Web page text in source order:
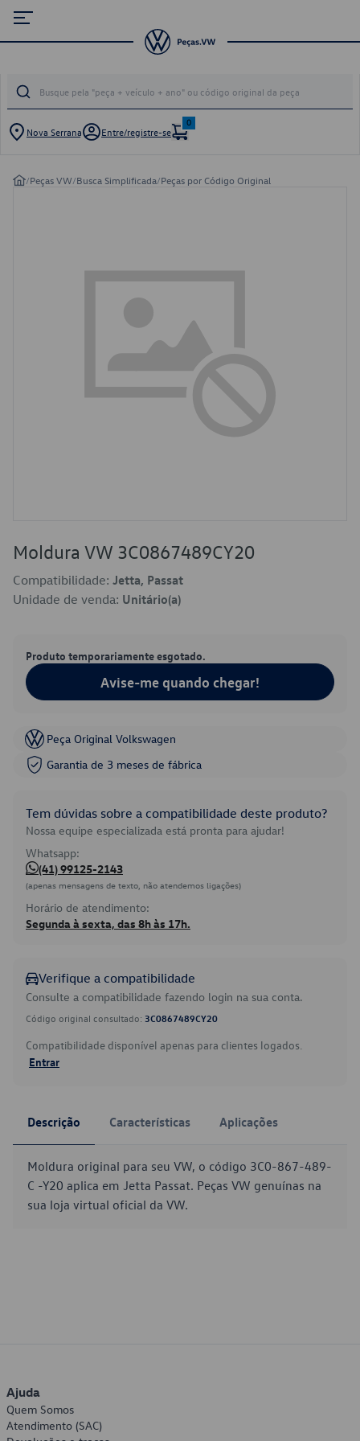
Nova Serrana Entre/registre-se
0
/Peças VW/Busca Simplificada/Peças por Código Original
Moldura VW 3C0867489CY20
Compatibilidade: Jetta, Passat
Unidade de venda: Unitário(a)
Produto temporariamente esgotado.
Avise-me quando chegar!
Peça Original Volkswagen
Garantia de 3 meses de fábrica
Tem dúvidas sobre a compatibilidade deste produto?
Nossa equipe especializada está pronta para ajudar!
Whatsapp:
(41) 99125-2143
(apenas mensagens de texto, não atendemos ligações)
Horário de atendimento:
Segunda à sexta, das 8h às 17h.
Verifique a compatibilidade
Consulte a compatibilidade fazendo login na sua conta.
Código original consultado: 3C0867489CY20
Compatibilidade disponível apenas para clientes logados.
Entrar
Descrição Características Aplicações
Moldura original para seu VW, o código 3C0-867-489-
C -Y20 aplica em Jetta Passat. Peças VW genuínas na
sua loja virtual oficial da VW.
Ajuda
Quem Somos
Atendimento (SAC)